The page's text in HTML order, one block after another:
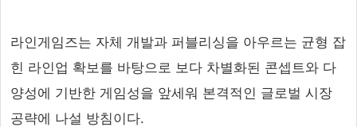
라인게임즈는 자체 개발과 퍼블리싱을 아우르는 균형 잡
힌 라인업 확보를 바탕으로 보다 차별화된 콘셉트와 다
양성에 기반한 게임성을 앞세워 본격적인 글로벌 시장
공략에 나설 방침이다.